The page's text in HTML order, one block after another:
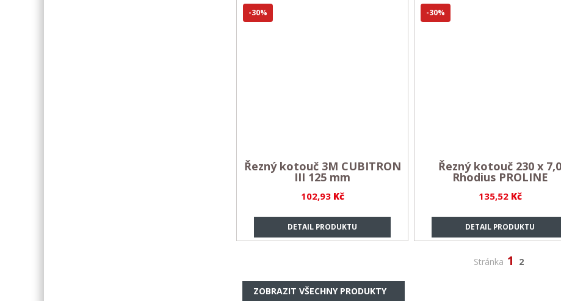
102,93 Kč
DETAIL PRODUKTU
Řezný kotouč 3M CUBITRON
III 125 mm
-30%
135,52 Kč
DETAIL PRODUKTU
Řezný kotouč 230 x 7,0
Rhodius PROLINE
-30%
Stránka 1 2
ZOBRAZIT VŠECHNY PRODUKTY